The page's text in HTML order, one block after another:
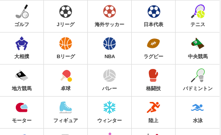
ゴルフ Jリーグ 海外サッカー 日本代表 テニス
大相撲 Bリーグ NBA ラグビー 中央競馬
地方競馬 卓球 バレー 格闘技 バドミントン
モーター フィギュア ウィンター 陸上 水泳